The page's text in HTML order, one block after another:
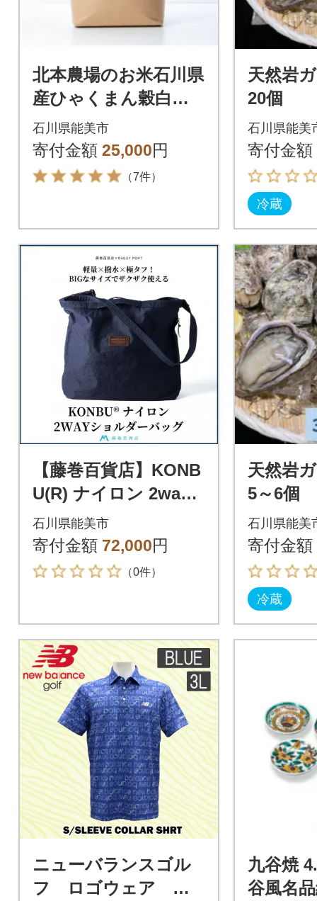
北本農場のお米石川県
産ひゃくまん穀白米1
0kg×1袋
石川県能美市
寄付金額 25,000円
（7件）
天然岩
20個
石川県能美
寄付金額
冷蔵
【藤巻百貨店】KONB
U(R) ナイロン 2way
ショルダーバッグ
石川県能美市
寄付金額 72,000円
（0件）
天然岩
5～6個
石川県能美
寄付金額
冷蔵
ニューバランスゴル
フ ロゴウェア ポ
九谷焼
谷風名